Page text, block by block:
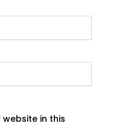
website in this